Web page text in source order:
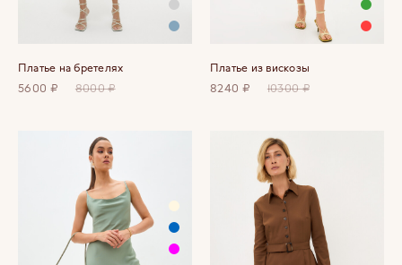
Платье на бретелях
5600 ₽
8000 ₽
Платье из вискозы
8240 ₽
10300 ₽